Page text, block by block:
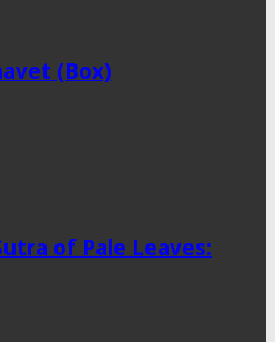
(Box)
of Pale Leaves: